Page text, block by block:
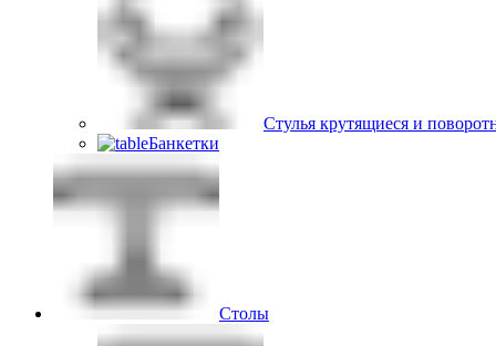
Стулья крутящиеся и
Банкетки
Столы